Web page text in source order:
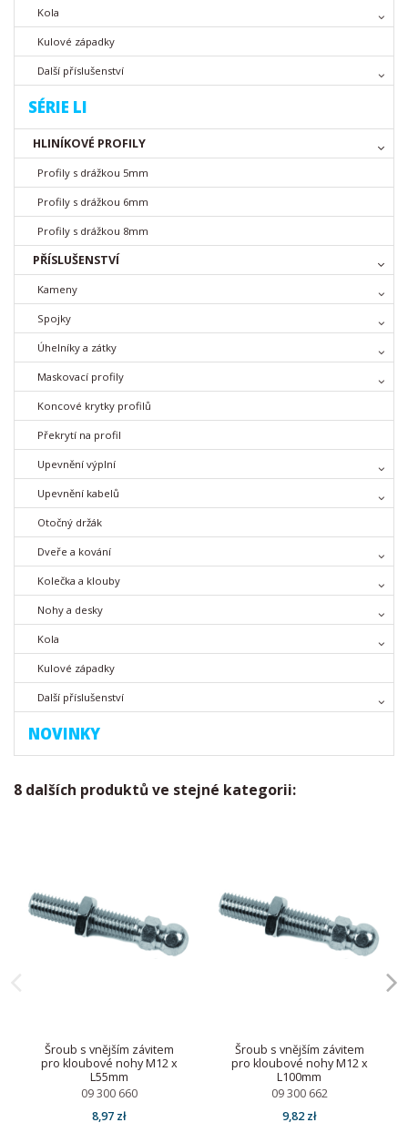
Kola
Kulové západky
Další příslušenství
SÉRIE LI
HLINÍKOVÉ PROFILY
Profily s drážkou 5mm
Profily s drážkou 6mm
Profily s drážkou 8mm
PŘÍSLUŠENSTVÍ
Kameny
Spojky
Úhelníky a zátky
Maskovací profily
Koncové krytky profilů
Překrytí na profil
Upevnění výplní
Upevnění kabelů
Otočný držák
Dveře a kování
Kolečka a klouby
Nohy a desky
Kola
Kulové západky
Další příslušenství
NOVINKY
8 dalších produktů ve stejné kategorii:
Šroub s vnějším závitem
pro kloubové nohy M12 x
L55mm
09 300 660
8,97 zł
Šroub s vnějším závitem
pro kloubové nohy M12 x
L100mm
09 300 662
9,82 zł